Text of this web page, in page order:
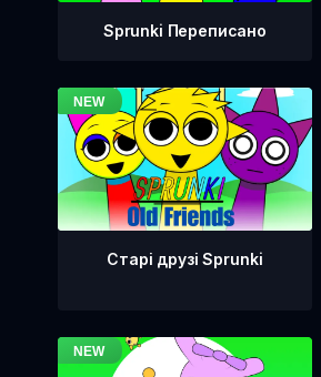
Sprunki Переписано
Старі друзі Sprunki